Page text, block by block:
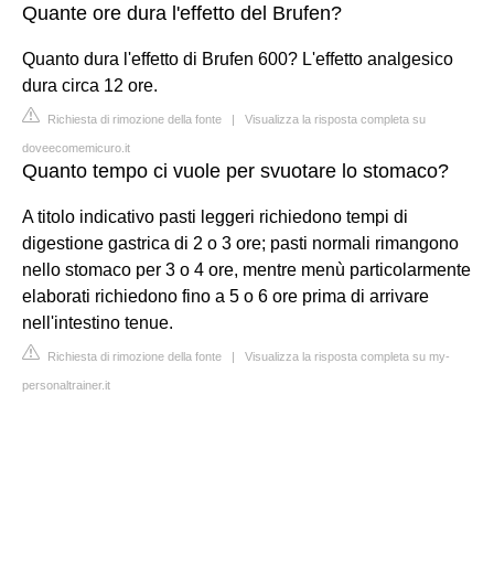
Quante ore dura l'effetto del Brufen?
Quanto dura l'effetto di Brufen 600? L'effetto analgesico
dura circa 12 ore.
Richiesta di rimozione della fonte | Visualizza la risposta completa su
doveecomemicuro.it
Quanto tempo ci vuole per svuotare lo stomaco?
A titolo indicativo pasti leggeri richiedono tempi di
digestione gastrica di 2 o 3 ore; pasti normali rimangono
nello stomaco per 3 o 4 ore, mentre menù particolarmente
elaborati richiedono fino a 5 o 6 ore prima di arrivare
nell'intestino tenue.
Richiesta di rimozione della fonte | Visualizza la risposta completa su my-
personaltrainer.it